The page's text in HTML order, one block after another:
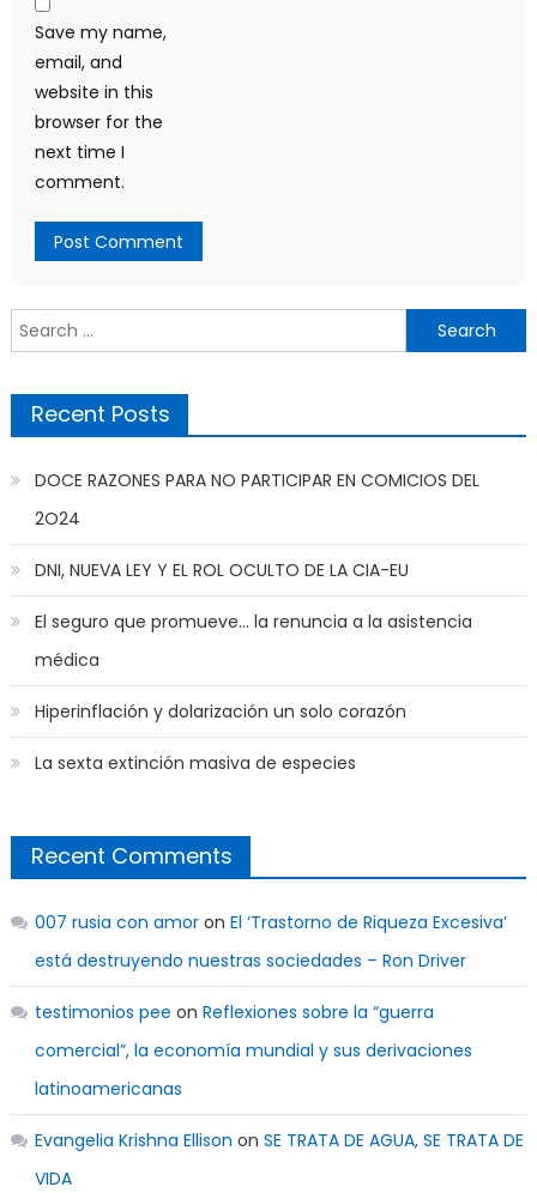
Save my name,
email, and
website in this
browser for the
next time I
comment.
Search
for:
Recent Posts
DOCE RAZONES PARA NO PARTICIPAR EN COMICIOS DEL
2O24
DNI, NUEVA LEY Y EL ROL OCULTO DE LA CIA-EU
El seguro que promueve… la renuncia a la asistencia
médica
Hiperinflación y dolarización un solo corazón
La sexta extinción masiva de especies
Recent Comments
007 rusia con amoron El ‘Trastorno de Riqueza Excesiva’
está destruyendo nuestras sociedades – Ron Driver
testimonios pee on Reflexiones sobre la “guerra
comercial”, la economía mundial y sus derivaciones
latinoamericanas
Evangelia Krishna Ellison on SE TRATA DE AGUA, SE TRATA DE
VIDA